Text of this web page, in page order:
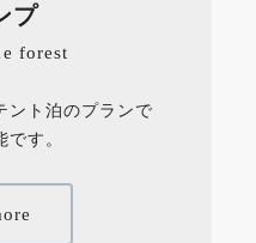
プ
forest
ント泊のプランで
す。